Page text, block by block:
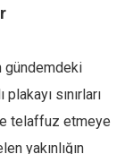
gündemdeki
plakayı sınırları
telaffuz etmeye
yakınlığın